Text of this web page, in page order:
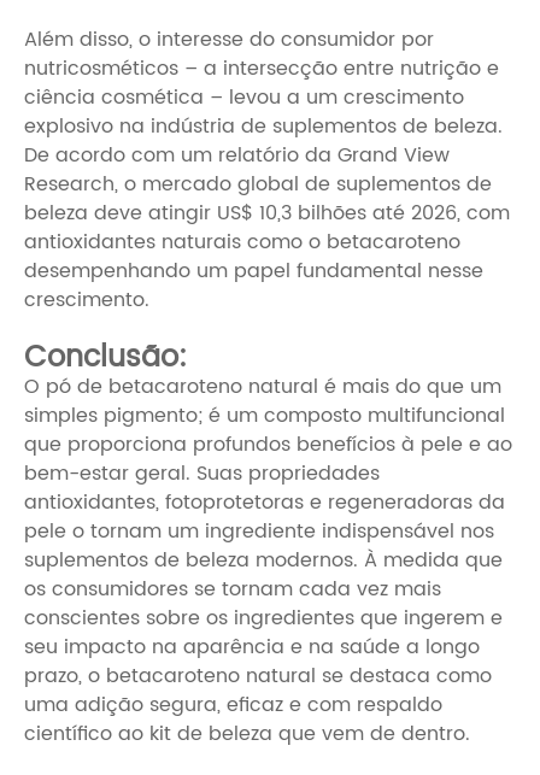
Além disso, o interesse do consumidor por
nutricosméticos – a intersecção entre nutrição e
ciência cosmética – levou a um crescimento
explosivo na indústria de suplementos de beleza.
De acordo com um relatório da Grand View
Research, o mercado global de suplementos de
beleza deve atingir US$ 10,3 bilhões até 2026, com
antioxidantes naturais como o betacaroteno
desempenhando um papel fundamental nesse
crescimento.
Conclusão:
O pó de betacaroteno natural é mais do que um
simples pigmento; é um composto multifuncional
que proporciona profundos benefícios à pele e ao
bem-estar geral. Suas propriedades
antioxidantes, fotoprotetoras e regeneradoras da
pele o tornam um ingrediente indispensável nos
suplementos de beleza modernos. À medida que
os consumidores se tornam cada vez mais
conscientes sobre os ingredientes que ingerem e
seu impacto na aparência e na saúde a longo
prazo, o betacaroteno natural se destaca como
uma adição segura, eficaz e com respaldo
científico ao kit de beleza que vem de dentro.